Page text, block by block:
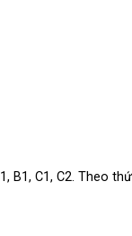
B1, C1, C2. Theo thứ